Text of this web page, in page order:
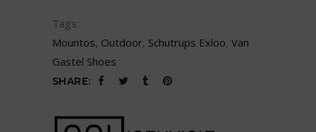
Tags:
Mountos, Outdoor, Schutrups Exloo, Van
Gastel Shoes
SHARE: